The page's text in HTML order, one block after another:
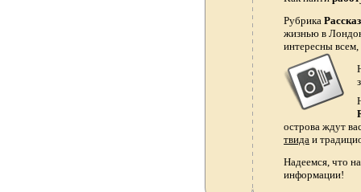
Рубрика
жизнью в
интересны
острова ждут
твида и
Надеемся, что
информации!